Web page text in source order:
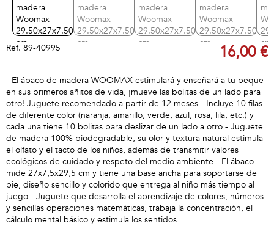
Ref. 89-40995 16,00 €
- El ábaco de madera WOOMAX estimulará y enseñará a tu peque
en sus primeros añitos de vida, ¡mueve las bolitas de un lado para
otro! Juguete recomendado a partir de 12 meses - Incluye 10 filas
de diferente color (naranja, amarillo, verde, azul, rosa, lila, etc.) y
cada una tiene 10 bolitas para deslizar de un lado a otro - Juguete
de madera 100% biodegradable, su olor y textura natural estimula
el olfato y el tacto de los niños, además de transmitir valores
ecológicos de cuidado y respeto del medio ambiente - El ábaco
mide 27x7,5x29,5 cm y tiene una base ancha para soportarse de
pie, diseño sencillo y colorido que entrega al niño más tiempo al
juego - Juguete que desarrolla el aprendizaje de colores, números
y sencillas operaciones matemáticas, trabaja la concentración, el
cálculo mental básico y estimula los sentidos